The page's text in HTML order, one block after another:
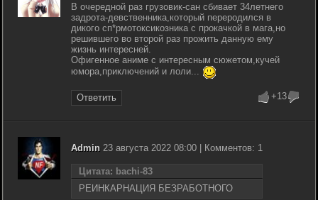
В очередной раз грузовик-сан сбивает 34летнего
задрота-девственника,который переродился в
дикого сп*рмотоксикозника с прокачкой в мага,но
решившего во второй раз прожить данную ему
жизнь интересней.
Офигенное аниме с интересным сюжетом,кучей
юмора,приключений и лоли...
Ответить +13
Admin 23 августа 2022 08:00 | Комментов: 1
Цитата: bachi-83
РЕИНКАРНАЦИЯ БЕЗРАБОТНОГО